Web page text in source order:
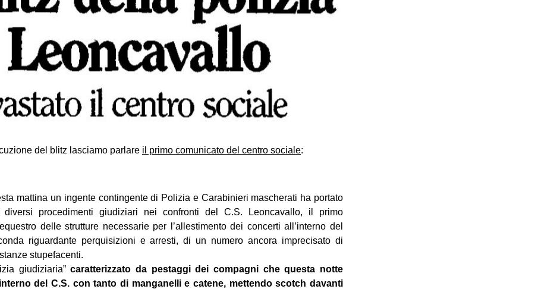
del blitz lasciamo parlare il primo comunicato del centro sociale:
mattina un ingente contingente di Polizia e Carabinieri mascherati ha portato
procedimenti giudiziari nei confronti del C.S. Leoncavallo, il primo
delle strutture necessarie per l’allestimento dei concerti all’interno del
riguardante perquisizioni e arresti, di un numero ancora imprecisato di
stupefacenti.
giudiziaria”caratterizzato da pestaggi dei compagni che questa notte
del C.S. con tanto di manganelli e catene, mettendo scotch davanti